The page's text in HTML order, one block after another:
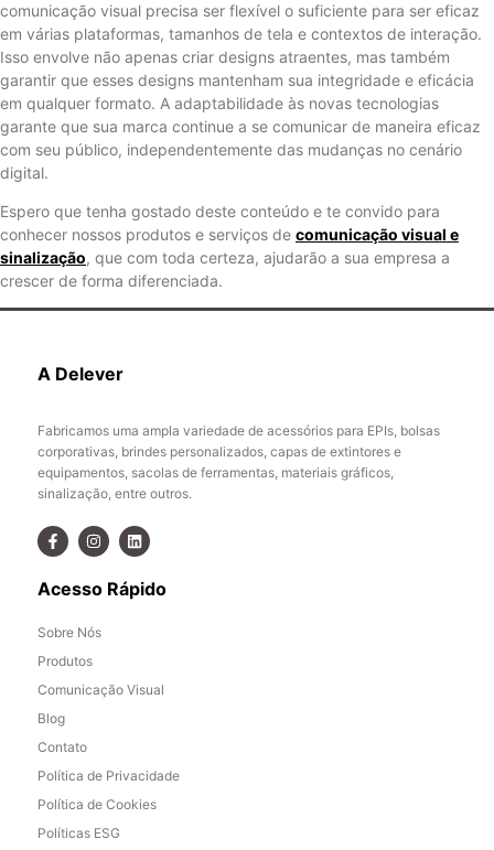
comunicação visual precisa ser flexível o suficiente para ser eficaz
em várias plataformas, tamanhos de tela e contextos de interação.
Isso envolve não apenas criar designs atraentes, mas também
garantir que esses designs mantenham sua integridade e eficácia
em qualquer formato. A adaptabilidade às novas tecnologias
garante que sua marca continue a se comunicar de maneira eficaz
com seu público, independentemente das mudanças no cenário
digital.
Espero que tenha gostado deste conteúdo e te convido para
conhecer nossos produtos e serviços de comunicação visual e
sinalização, que com toda certeza, ajudarão a sua empresa a
crescer de forma diferenciada.
A Delever
Fabricamos uma ampla variedade de acessórios para EPIs, bolsas
corporativas, brindes personalizados, capas de extintores e
equipamentos, sacolas de ferramentas, materiais gráficos,
sinalização, entre outros.
Acesso Rápido
Sobre Nós
Produtos
Comunicação Visual
Blog
Contato
Política de Privacidade
Política de Cookies
Políticas ESG